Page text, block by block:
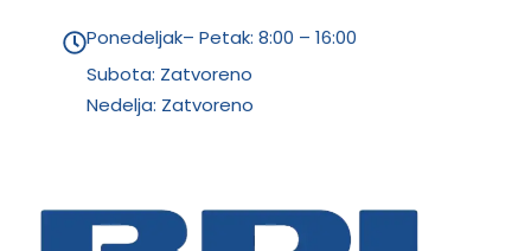
Ponedeljak– Petak: 8:00 – 16:00
Subota: Zatvoreno
Nedelja: Zatvoreno